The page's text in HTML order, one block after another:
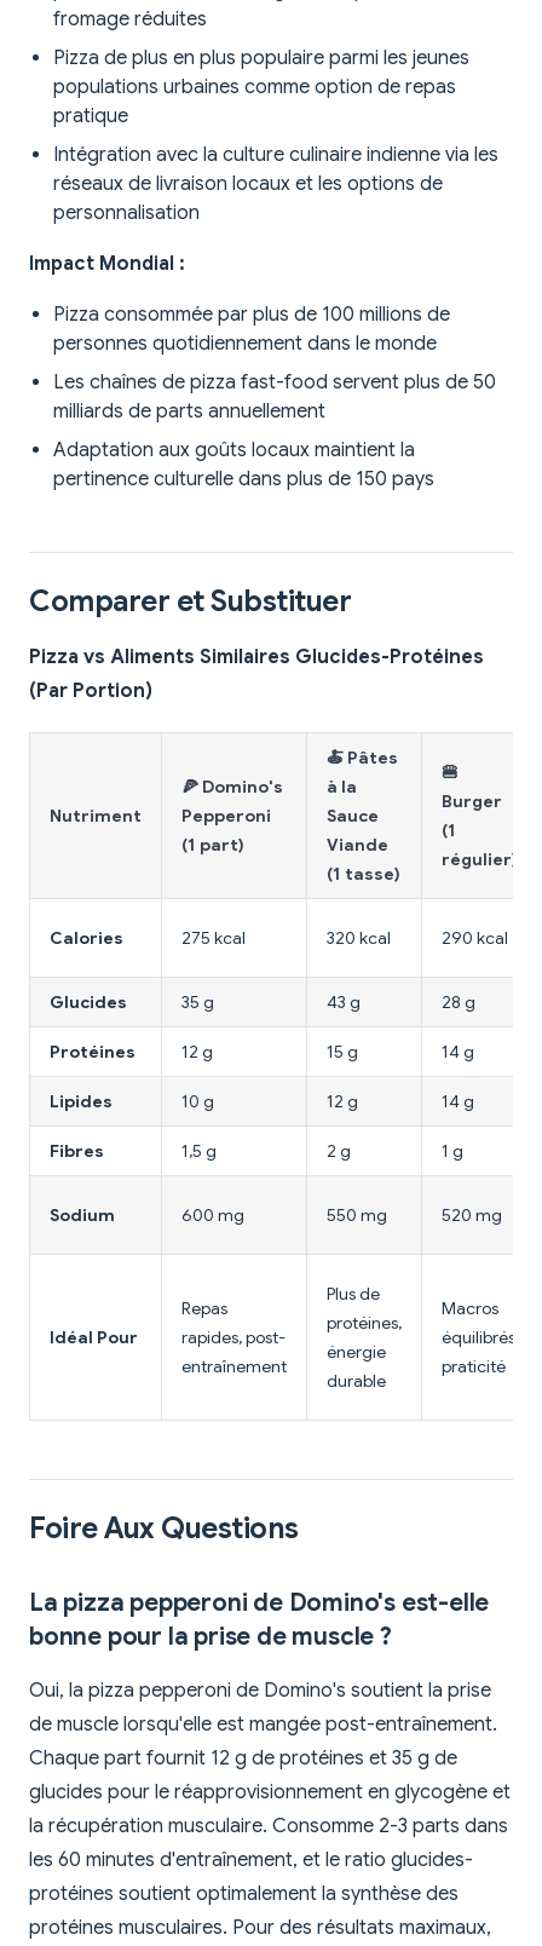
fromage réduites
Pizza de plus en plus populaire parmi les jeunes
populations urbaines comme option de repas
pratique
Intégration avec la culture culinaire indienne via les
réseaux de livraison locaux et les options de
personnalisation
Impact Mondial :
Pizza consommée par plus de 100 millions de
personnes quotidiennement dans le monde
Les chaînes de pizza fast-food servent plus de 50
milliards de parts annuellement
Adaptation aux goûts locaux maintient la
pertinence culturelle dans plus de 150 pays
Comparer et Substituer
Pizza vs Aliments Similaires Glucides-Protéines
(Par Portion)
Nutriment
🍕 Domino's
Pepperoni
(1 part)
🍝 Pâtes
à la
Sauce
Viande
(1 tasse)
🍔
Burger
(1
régulier)
Calories 275 kcal 320 kcal 290 kcal
Glucides 35 g 43 g 28 g
Protéines 12 g 15 g 14 g
Lipides 10 g 12 g 14 g
Fibres 1,5 g 2 g 1 g
Sodium 600 mg 550 mg 520 mg
Idéal Pour
Repas
rapides, post-
entraînement
Plus de
protéines,
énergie
durable
Macros
équilibrés,
praticité
Foire Aux Questions
La pizza pepperoni de Domino's est-elle
bonne pour la prise de muscle ?
Oui, la pizza pepperoni de Domino's soutient la prise
de muscle lorsqu'elle est mangée post-entraînement.
Chaque part fournit 12 g de protéines et 35 g de
glucides pour le réapprovisionnement en glycogène et
la récupération musculaire. Consomme 2-3 parts dans
les 60 minutes d'entraînement, et le ratio glucides-
protéines soutient optimalement la synthèse des
protéines musculaires. Pour des résultats maximaux,